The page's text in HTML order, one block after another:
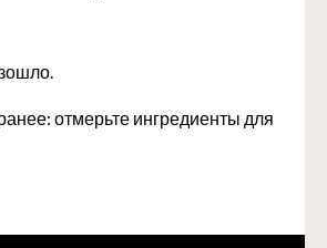
отмерьте ингредиенты для